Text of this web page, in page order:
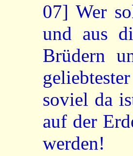
07] Wer
und aus
Brüdern
soviel da
auf der
werden!